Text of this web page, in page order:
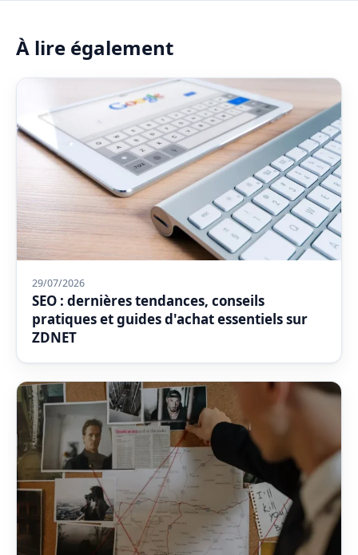
À lire également
29/07/2026
SEO : dernières tendances, conseils
pratiques et guides d'achat essentiels sur
ZDNET